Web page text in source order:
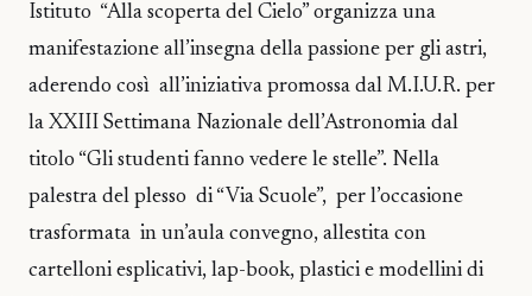
Istituto “Alla scoperta del Cielo” organizza una
manifestazione all’insegna della passione per gli astri,
aderendo così all’iniziativa promossa dal M.I.U.R. per
la XXIII Settimana Nazionale dell’Astronomia dal
titolo “Gli studenti fanno vedere le stelle”. Nella
palestra del plesso di “Via Scuole”, per l’occasione
trasformata in un’aula convegno, allestita con
cartelloni esplicativi, lap-book, plastici e modellini di